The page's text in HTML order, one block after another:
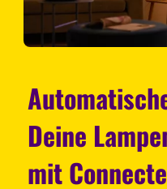
Deine
mit